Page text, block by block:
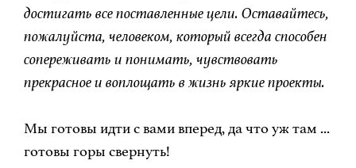
достигать все поставленные цели. Оставайтесь,
пожалуйста, человеком, который всегда способен
сопереживать и понимать, чувствовать
прекрасное и воплощать в жизнь яркие проекты.
Мы готовы идти с вами вперед, да что уж там ...
готовы горы свернуть!